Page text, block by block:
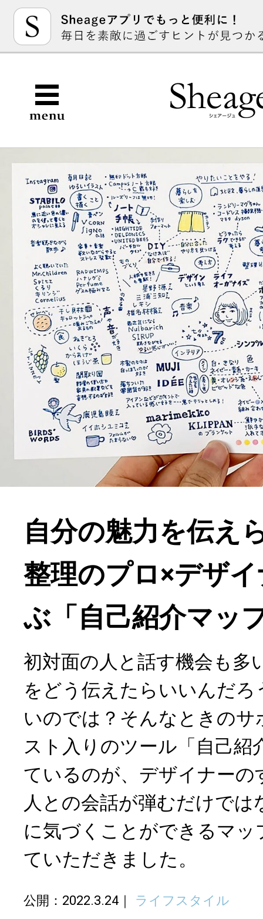
自分の魅力を伝え
整理のプロ×デザ
ぶ「自己紹介マッ
初対面の人と話す機会も多
をどう伝えたらいいんだろ
いのでは？そんなときの
スト入りのツール「自己紹
ているのが、デザイナーの
人との会話が弾むだけでは
に気づくことができるマッ
ていただきました。
公開：2022.3.24 ライフスタイル